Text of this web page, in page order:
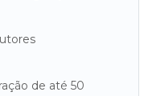
de até 50